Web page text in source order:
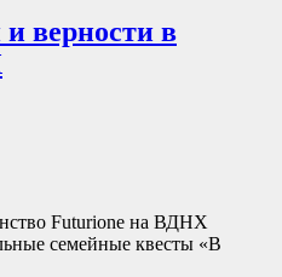
верности в
Futurione на ВДНХ
семейные квесты «В